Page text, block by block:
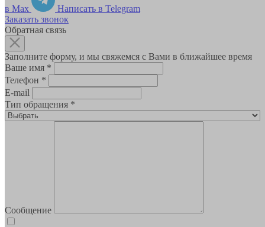
в Max
Написать в Telegram
Заказать звонок
Обратная связь
Заполните форму, и мы свяжемся с Вами в ближайшее время
Ваше имя *
Телефон *
E-mail
Тип обращения *
Сообщение